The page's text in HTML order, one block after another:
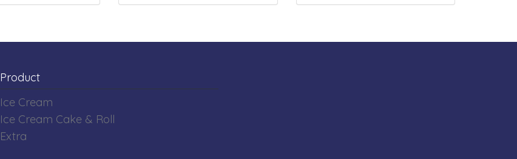
Product
Ice Cream
Ice Cream Cake & Roll
Extra